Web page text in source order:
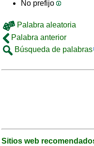
No prefijo
Palabra aleatoria
Palabra anterior
Búsqueda de palabras
Sitios web